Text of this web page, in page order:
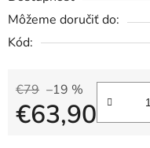
Môžeme doručiť do:
Kód:
€79 –19 %
€63,90